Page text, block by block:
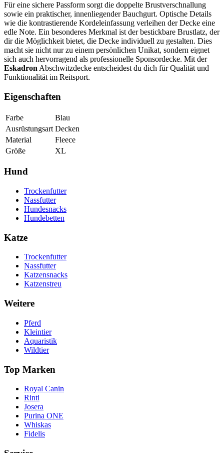
Für eine sichere Passform sorgt die doppelte Brustverschnallung
sowie ein praktischer, innenliegender Bauchgurt. Optische Details
wie die kontrastierende Kordeleinfassung verleihen der Decke eine
edle Note. Ein besonderes Merkmal ist der bestickbare Brustlatz, der
dir die Möglichkeit bietet, die Decke individuell zu gestalten. Dies
macht sie nicht nur zu einem persönlichen Unikat, sondern eignet
sich auch hervorragend als professionelle Sponsordecke. Mit der
Eskadron Abschwitzdecke entscheidest du dich für Qualität und
Funktionalität im Reitsport.
Eigenschaften
Farbe
Blau
Ausrüstungsart Decken
Material
Fleece
Größe
XL
Hund
Trockenfutter
Nassfutter
Hundesnacks
Hundebetten
Katze
Trockenfutter
Nassfutter
Katzensnacks
Katzenstreu
Weitere
Pferd
Kleintier
Aquaristik
Wildtier
Top Marken
Royal Canin
Rinti
Josera
Purina ONE
Whiskas
Fidelis